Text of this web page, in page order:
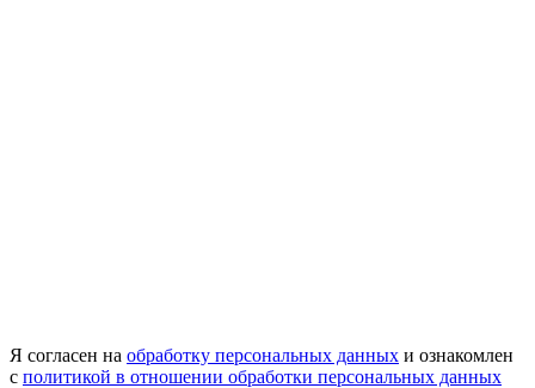
Я согласен на обработку персональных данных и ознакомлен
с политикой в отношении обработки персональных данных